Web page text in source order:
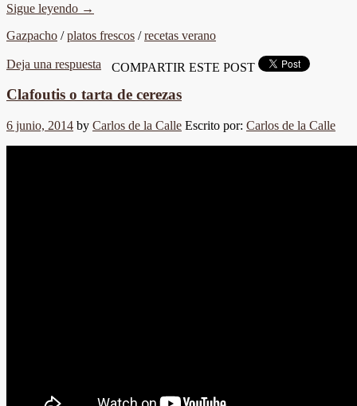
Sigue leyendo →
Gazpacho /platos frescos /recetas verano
Deja una respuesta COMPARTIR ESTE POST
Clafoutis o tarta de cerezas
6 junio, 2014 by Carlos de la Calle Escrito por: Carlos de la Calle